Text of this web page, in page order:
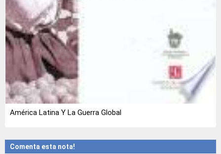
América Latina Y La Guerra Global
Comenta esta nota!